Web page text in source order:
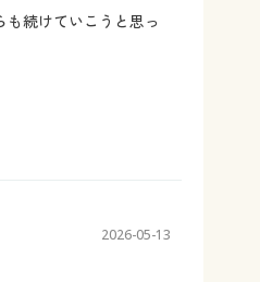
続けていこうと思っ
2026-05-13